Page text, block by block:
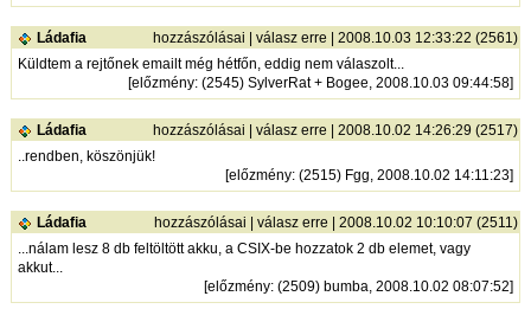
Ládafia hozzászólásai |válasz erre | 2008.10.03 12:33:22 (2561)
Küldtem a rejtőnek emailt még hétfőn, eddig nem válaszolt...
[előzmény: (2545) SylverRat + Bogee, 2008.10.03 09:44:58]
Ládafia hozzászólásai |válasz erre | 2008.10.02 14:26:29 (2517)
..rendben, köszönjük!
[előzmény: (2515) Fgg, 2008.10.02 14:11:23]
Ládafia hozzászólásai |válasz erre | 2008.10.02 10:10:07 (2511)
...nálam lesz 8 db feltöltött akku, a CSIX-be hozzatok 2 db elemet, vagy
akkut...
[előzmény: (2509) bumba, 2008.10.02 08:07:52]